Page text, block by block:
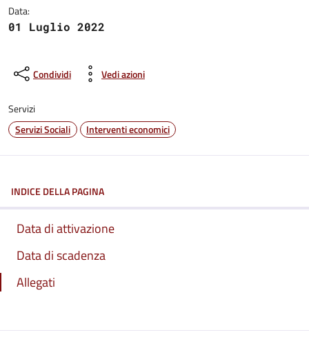
Data:
01 Luglio 2022
Condividi Vedi azioni
Servizi
Servizi Sociali
Interventi economici
INDICE DELLA PAGINA
Data di attivazione
Data di scadenza
Allegati